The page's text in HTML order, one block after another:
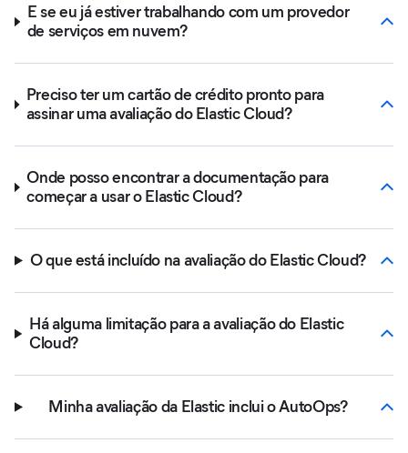
E se eu já estiver trabalhando com um provedor
de serviços em nuvem?
Preciso ter um cartão de crédito pronto para
assinar uma avaliação do Elastic Cloud?
Onde posso encontrar a documentação para
começar a usar o Elastic Cloud?
O que está incluído na avaliação do Elastic Cloud?
Há alguma limitação para a avaliação do Elastic
Cloud?
Minha avaliação da Elastic inclui o AutoOps?